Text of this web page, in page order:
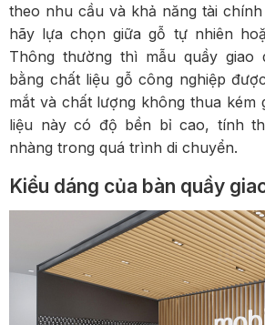
theo nhu cầu và khả năng tài
hãy lựa chọn giữa gỗ tự nhiên
Thông thường thì mẫu quầy giao
bằng chất liệu gỗ công nghiệp
mắt và chất lượng không thua kém
liệu này có độ bền bỉ cao, tính
nhàng trong quá trình di chuyển.
Kiểu dáng của bàn quầy